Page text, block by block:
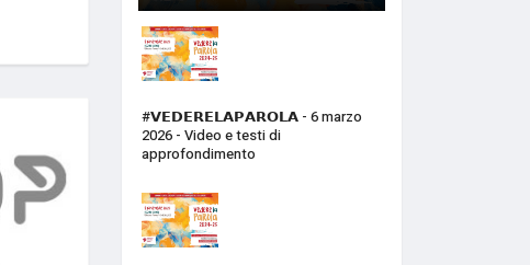
#𝗩𝗘𝗗𝗘𝗥𝗘𝗟𝗔𝗣𝗔𝗥𝗢𝗟𝗔 - 6 marzo
2026 - Video e testi di
approfondimento